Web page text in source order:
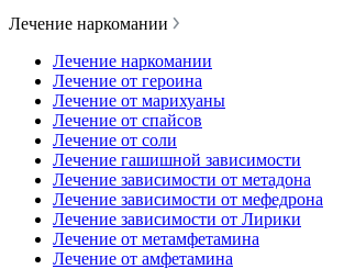
Лечение наркомании
Лечение наркомании
Лечение от героина
Лечение от марихуаны
Лечение от спайсов
Лечение от соли
Лечение гашишной зависимости
Лечение зависимости от метадона
Лечение зависимости от мефедрона
Лечение зависимости от Лирики
Лечение от метамфетамина
Лечение от амфетамина